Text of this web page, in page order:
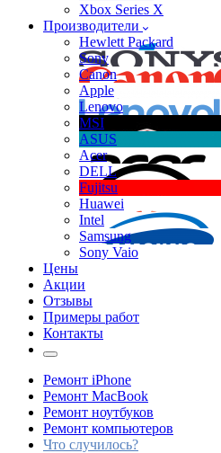
Xbox Series X
Производители
Hewlett Packard
Sony
Canon
Apple
Lenovo
MSI
ASUS
Acer
DELL
Fujitsu
Huawei
Intel
Samsung
Sony Vaio
Цены
Акции
Отзывы
Примеры работ
Контакты
Ремонт iPhone
Ремонт MacBook
Ремонт ноутбуков
Ремонт компьютеров
Что случилось?